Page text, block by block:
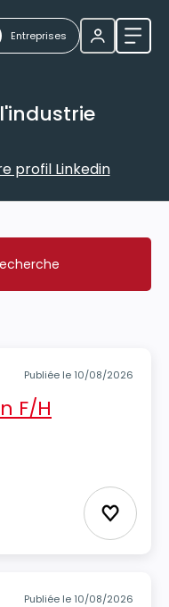
Entreprises
avec votre
profil Linkedin
de recherche
Publiée le 10/08/2026
F/H
Ajouter
Publiée le 10/08/2026